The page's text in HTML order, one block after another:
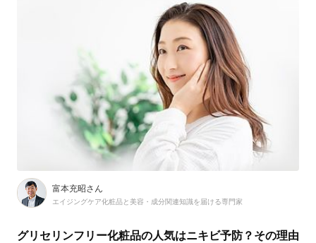
富本充昭さん
エイジングケア化粧品と美容・成分関連知識を届ける専門家
グリセリンフリー化粧品の人気はニキビ予防？その理由